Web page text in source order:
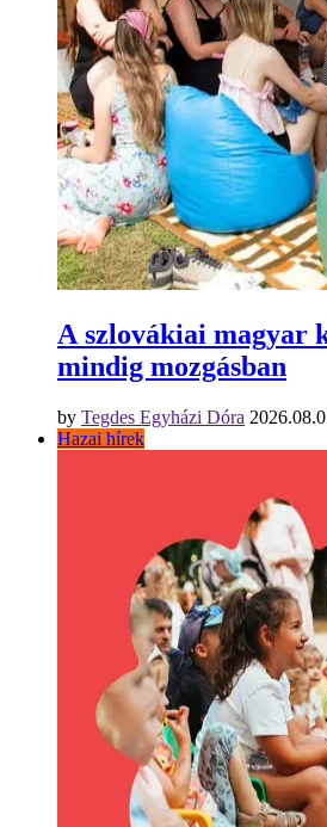
A szlovákiai magyar
mindig mozgásban
by Tegdes Egyházi Dóra
Hazai hírek